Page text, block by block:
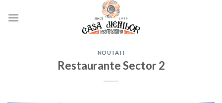
NOUTATI
Restaurante Sector 2